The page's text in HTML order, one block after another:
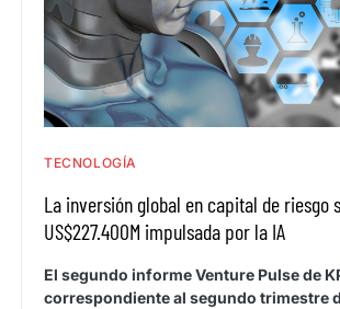
TECNOLOGÍA
La inversión global en capital de riesgo
US$227.400M impulsada por la IA
El segundo informe Venture Pulse de
correspondiente al segundo trimestre